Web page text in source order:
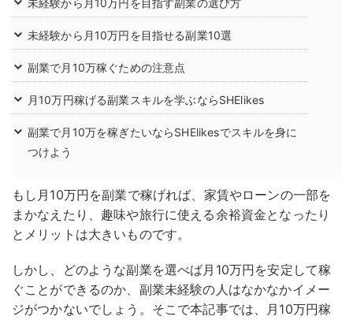
未経験から月10万円を目指す副業の選び方
未経験から月10万円を目指せる副業10選
副業で月10万稼ぐための注意点
月10万円稼げる副業スキルを学ぶならSHElikes
副業で月10万を稼ぎたいならSHElikesでスキルを身に
つけよう
もし月10万円を副業で稼げれば、家賃やローンの一部を
まかなえたり、趣味や旅行に使える余裕資金となったり
とメリットは大きいものです。
しかし、どのような副業を選べば月10万円を安定して稼
ぐことができるのか、副業未経験の人はなかなかイメー
ジがつかないでしょう。 そこで本記事では、月10万円稼